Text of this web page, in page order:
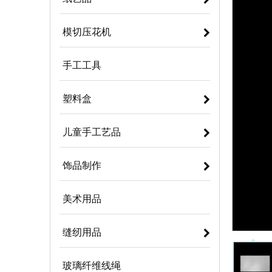
模切压花机
手工工具
塑料盒
儿童手工艺品
饰品制作
美术用品
缝纫用品
玻璃纤维线绳